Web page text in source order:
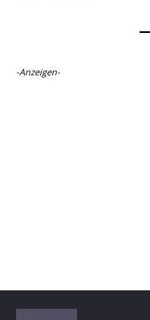
-Anzeigen-